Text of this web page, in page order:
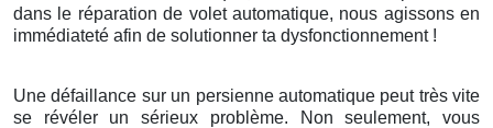
dans le réparation de volet automatique, nous agissons en
immédiateté afin de solutionner ta dysfonctionnement !
Une défaillance sur un persienne automatique peut très vite
se révéler un sérieux problème. Non seulement, vous